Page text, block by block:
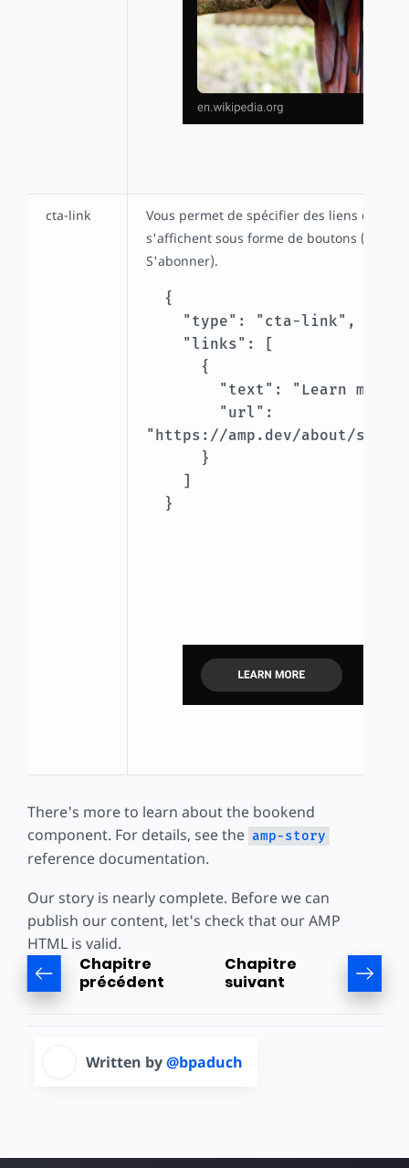
cta-link
Vous permet de spécifier des liens
s'affichent sous forme de boutons (par
S'abonner).
"https://amp.dev/about/
There's more to learn about the bookend
component. For details, see the amp-story
reference documentation.
Our story is nearly complete. Before we can
publish our content, let's check that our AMP
HTML is valid.
Chapitre
précédent
Chapitre
suivant
Written by@bpaduch